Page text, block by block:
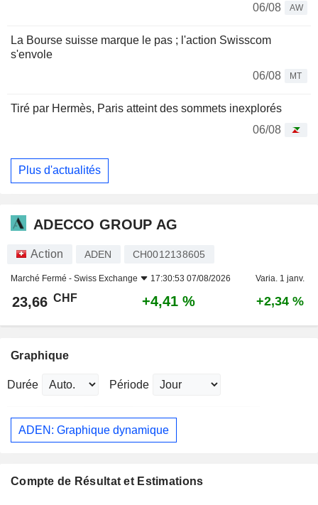
06/08
AW
La Bourse suisse marque le pas ; l'action Swisscom
s'envole
06/08
MT
Tiré par Hermès, Paris atteint des sommets inexplorés
06/08
Plus d'actualités
ADECCO GROUP AG
Action ADEN CH0012138605
Marché Fermé - Swiss Exchange 17:30:53 07/08/2026 Varia. 1 janv.
23,66 CHF +4,41 % +2,34 %
Graphique
Durée Période
ADEN: Graphique dynamique
Compte de Résultat et Estimations